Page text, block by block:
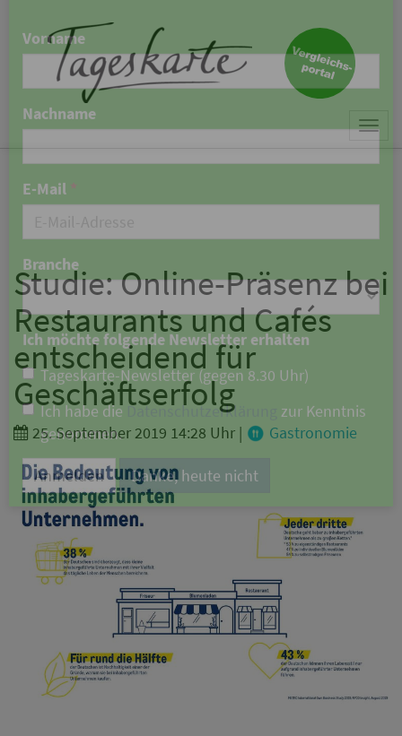
Studie: Online-Präsenz bei
Restaurants und Cafés
entscheidend für
Geschäftserfolg
25. September 2019 14:28 Uhr | Gastronomie
Keine Nachricht mehr
verpassen!
Jetzt zum Tageskarte-Newsletter
anmelden.
Vorname
Nachname
E-Mail*
Branche
Ich möchte folgende Newsletter erhalten
Tageskarte-Newsletter (gegen 8.30 Uhr)
Ich habe dieDatenschutzerklärungzur Kenntnis
genommen.
Danke, heute nicht